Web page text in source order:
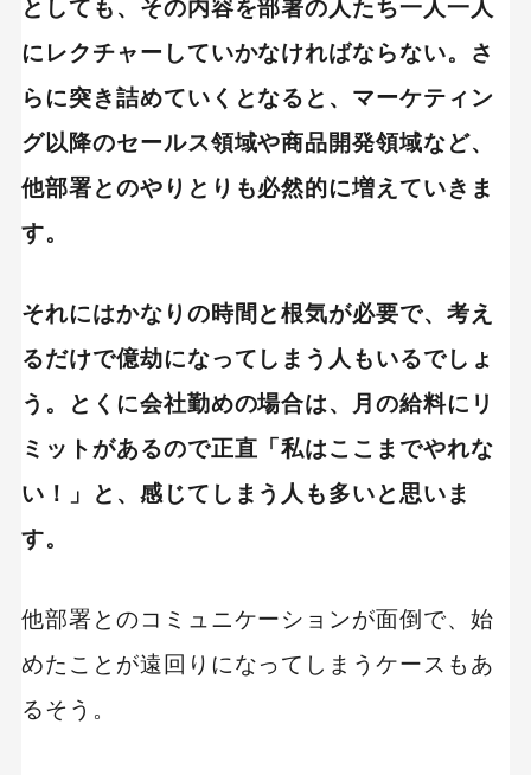
としても、その内容を部署の人たち一人一人
にレクチャーしていかなければならない。さ
らに突き詰めていくとなると、マーケティン
グ以降のセールス領域や商品開発領域など、
他部署とのやりとりも必然的に増えていきま
す。
それにはかなりの時間と根気が必要で、考え
るだけで億劫になってしまう人もいるでしょ
う。とくに会社勤めの場合は、月の給料にリ
ミットがあるので正直「私はここまでやれな
い！」と、感じてしまう人も多いと思いま
す。
他部署とのコミュニケーションが面倒で、始
めたことが遠回りになってしまうケースもあ
るそう。